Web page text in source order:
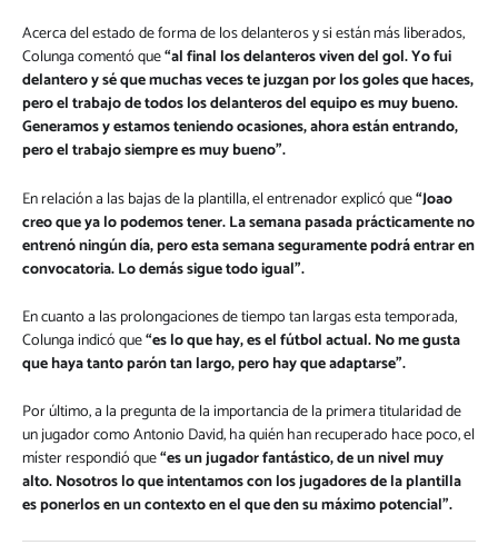
Acerca del estado de forma de los delanteros y si están más liberados,
Colunga comentó que“al final los delanteros viven del gol. Yo fui
delantero y sé que muchas veces te juzgan por los goles que haces,
pero el trabajo de todos los delanteros del equipo es muy bueno.
Generamos y estamos teniendo ocasiones, ahora están entrando,
pero el trabajo siempre es muy bueno”.
En relación a las bajas de la plantilla, el entrenador explicó que“Joao
creo que ya lo podemos tener. La semana pasada prácticamente no
entrenó ningún día, pero esta semana seguramente podrá entrar en
convocatoria. Lo demás sigue todo igual”.
En cuanto a las prolongaciones de tiempo tan largas esta temporada,
Colunga indicó que“es lo que hay, es el fútbol actual. No me gusta
que haya tanto parón tan largo, pero hay que adaptarse”.
Por último, a la pregunta de la importancia de la primera titularidad de
un jugador como Antonio David, ha quién han recuperado hace poco, el
míster respondió que“es un jugador fantástico, de un nivel muy
alto. Nosotros lo que intentamos con los jugadores de la plantilla
es ponerlos en un contexto en el que den su máximo potencial”.